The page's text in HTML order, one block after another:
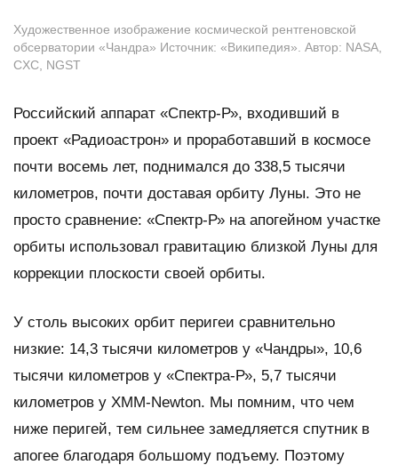
Художественное изображение космической рентгеновской
обсерватории «Чандра» Источник: «Википедия». Автор: NASA,
CXC, NGST
Российский аппарат «Спектр-Р», входивший в
проект «Радиоастрон» и проработавший в космосе
почти восемь лет, поднимался до 338,5 тысячи
километров, почти доставая орбиту Луны. Это не
просто сравнение: «Спектр-Р» на апогейном участке
орбиты использовал гравитацию близкой Луны для
коррекции плоскости своей орбиты.
У столь высоких орбит перигеи сравнительно
низкие: 14,3 тысячи километров у «Чандры», 10,6
тысячи километров у «Спектра-Р», 5,7 тысячи
километров у XMM-Newton. Мы помним, что чем
ниже перигей, тем сильнее замедляется спутник в
апогее благодаря большому подъему. Поэтому